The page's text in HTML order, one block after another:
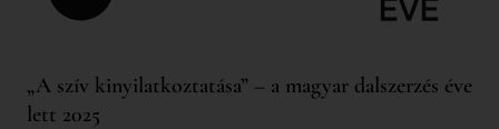
„A szív kinyilatkoztatása” – a magyar dalszerzés éve
lett 2025